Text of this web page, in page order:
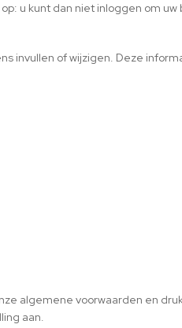
u kunt dan niet inloggen om
invullen of wijzigen. Deze
algemene voorwaarden en
aan.